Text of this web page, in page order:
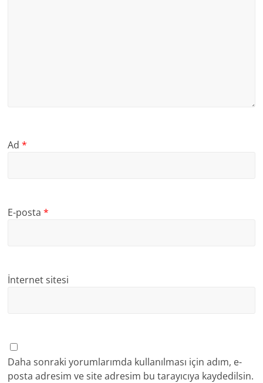
Ad*
E-posta*
İnternet sitesi
Daha sonraki yorumlarımda kullanılması için adım, e-
posta adresim ve site adresim bu tarayıcıya kaydedilsin.